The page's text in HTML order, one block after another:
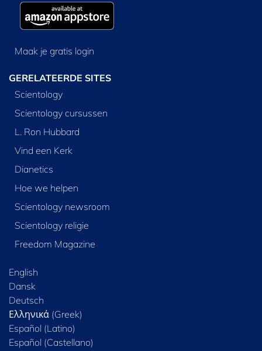
Maak je gratis login
GERELATEERDE SITES
Scientology
Scientology cursussen
L. Ron Hubbard
Vind een Kerk
Dianetics
Hoe we helpen
Scientology newsroom
Scientology religie
Freedom Magazine
English
Dansk
Deutsch
Ελληνικά (Greek)
Español (Latino)
Español (Castellano)